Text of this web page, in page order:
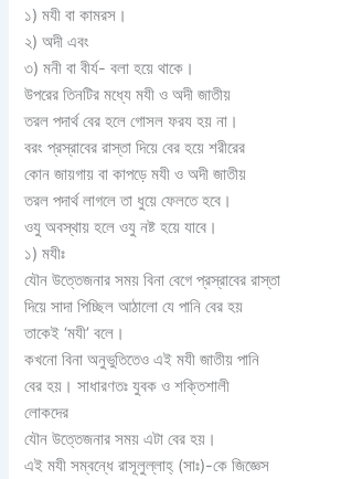
১) মযী বা কামরস।
২) অদী এবং
৩) মনী বা বীর্য- বলা হয়ে থাকে।
উপরের তিনটির মধ্যে মযী ও অদী জাতীয়
তরল পদার্থ বের হলে গোসল ফরয হয় না।
বরং প্রস্রাবের রাস্তা দিয়ে বের হয়ে শরীরের
কোন জায়গায় বা কাপড়ে মযী ও অদী জাতীয়
তরল পদার্থ লাগলে তা ধুয়ে ফেলতে হবে।
ওযু অবস্থায় হলে ওযু নষ্ট হয়ে যাবে।
১) মযীঃ
যৌন উত্তেজনার সময় বিনা বেগে প্রস্রাবের রাস্তা
দিয়ে সাদা পিচ্ছিল আঠালো যে পানি বের হয়
তাকেই ‘মযী’ বলে।
কখনো বিনা অনুভুতিতেও এই মযী জাতীয় পানি
বের হয়। সাধারণতঃ যুবক ও শক্তিশালী
লোকদের
যৌন উত্তেজনার সময় এটা বের হয়।
এই মযী সম্বন্ধে রাসূলুল্লাহ্ (সাঃ)-কে জিজ্ঞেস